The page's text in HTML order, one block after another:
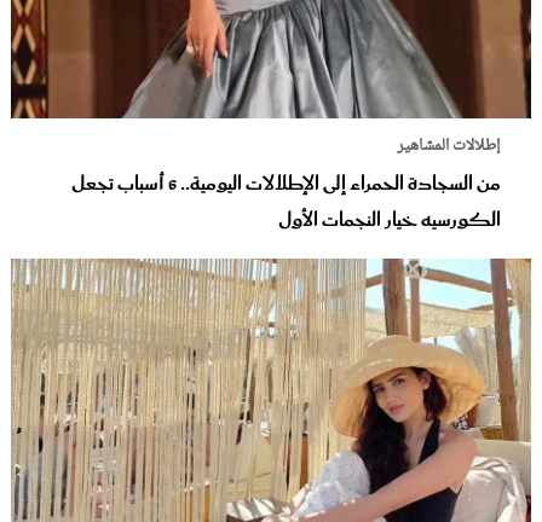
إطلالات المشاهير
من السجادة الحمراء إلى الإطلالات اليومية.. 6 أسباب تجعل
الكورسيه خيار النجمات الأول